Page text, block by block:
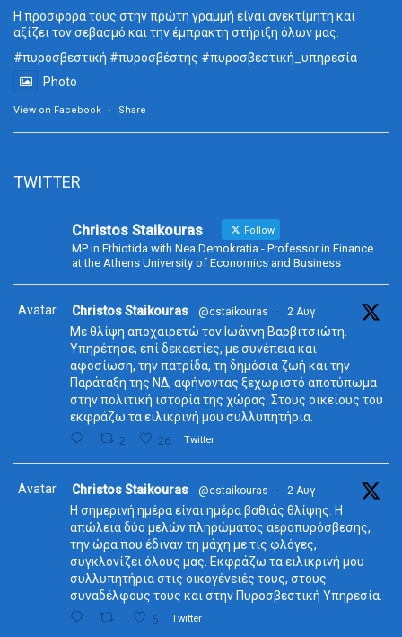
Η προσφορά τους στην πρώτη γραμμή είναι ανεκτίμητη και
αξίζει τον σεβασμό και την έμπρακτη στήριξη όλων μας.
#πυροσβεστική #πυροσβέστης #πυροσβεστική_ υπηρεσία
Photo
View on Facebook · Share
TWITTER
Christos Staikouras Follow
MP in Fthiotida with Nea Demokratia - Professor in Finance
at the Athens University of Economics and Business
Avatar Christos Staikouras @cstaikouras · 2 Αυγ
Με θλίψη αποχαιρετώ τον Ιωάννη Βαρβιτσιώτη.
Υπηρέτησε, επί δεκαετίες, με συνέπεια και
αφοσίωση, την πατρίδα, τη δημόσια ζωή και την
Παράταξη της ΝΔ, αφήνοντας ξεχωριστό αποτύπωμα
στην πολιτική ιστορία της χώρας. Στους οικείους του
εκφράζω τα ειλικρινή μου συλλυπητήρια.
2 26 Twitter
Avatar Christos Staikouras @cstaikouras · 2 Αυγ
Η σημερινή ημέρα είναι ημέρα βαθιάς θλίψης. Η
απώλεια δύο μελών πληρώματος αεροπυρόσβεσης,
την ώρα που έδιναν τη μάχη με τις φλόγες,
συγκλονίζει όλους μας. Εκφράζω τα ειλικρινή μου
συλλυπητήρια στις οικογένειές τους, στους
συναδέλφους τους και στην Πυροσβεστική Υπηρεσία.
6 Twitter